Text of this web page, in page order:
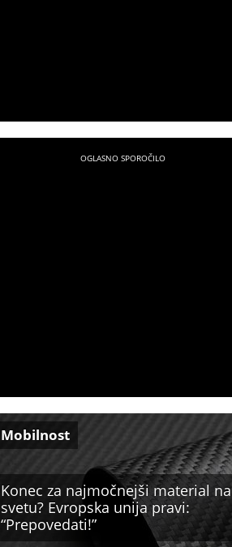
Konec za najmočnejši material na
svetu? Evropska unija pravi:
“Prepovedati!”
Mobilnost